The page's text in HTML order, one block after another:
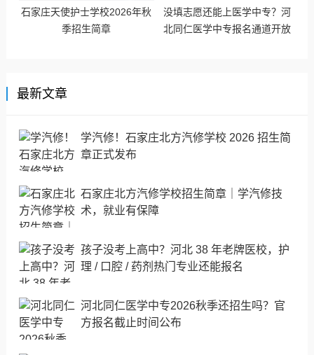
石家庄天使护士学校2026年秋
季招生简章
没填志愿还能上医学中专？河
北同仁医学中专报名通道开放
最新文章
学汽修！石家庄北方汽修学校 2026 招生简
章正式发布
石家庄北方汽修学校招生简章｜学汽修技
术，就业有保障
孩子没考上高中？河北 38 年老牌医校，护
理 / 口腔 / 药剂热门专业还能报名
河北同仁医学中专2026秋季还招生吗？官
方报名截止时间公布